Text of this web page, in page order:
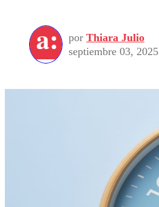
por Thiara Julio
septiembre 03, 2025